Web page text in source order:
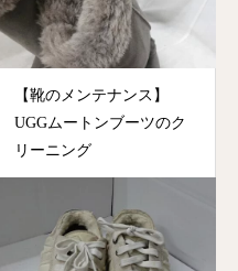
【靴のメンテナンス】
UGGムートンブーツのク
リーニング